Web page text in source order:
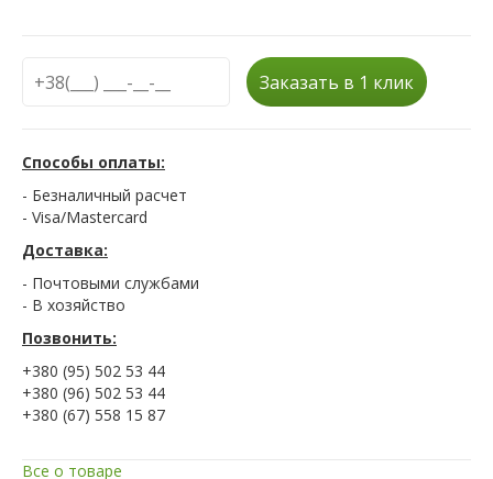
Заказать в 1 клик
Способы оплаты:
- Безналичный расчет
- Visa/Mastercard
Доставка:
- Почтовыми службами
- В хозяйство
Позвонить:
+380 (95) 502 53 44
+380 (96) 502 53 44
+380 (67) 558 15 87
Все о товаре